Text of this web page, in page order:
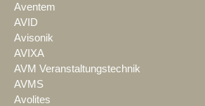
Aventem
AVID
Avisonik
AVIXA
AVM Veranstaltungstechnik
AVMS
Avolites